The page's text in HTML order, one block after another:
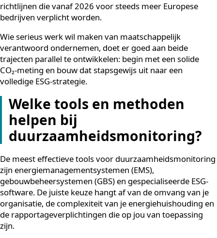
Het verschil in de praktijk:
CO₂-footprint:kwantitatief, gefocust op
klimaatimpact, gebaseerd op meetbare
ESG-rapportage:kwalitatief en kwantitatief,
meerdere domeinen, gericht op een breed scala
stakeholders
Voor veel organisaties is de CO₂-footprint het meest
concrete startpunt, omdat de data beschikbaar zijn via
energiefacturen en metersystemen. ESG-rapportage
vereist een bredere dataverzameling en een duidelijk
raamwerk, zoals de GRI-standaarden of de CSRD-
richtlijnen die vanaf 2026 voor steeds meer Europese
bedrijven verplicht worden.
Wie serieus werk wil maken van maatschappelijk
verantwoord ondernemen, doet er goed aan beide
trajecten parallel te ontwikkelen: begin met een solide